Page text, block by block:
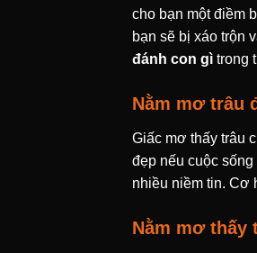
cho bạn một điềm
bạn sẽ bị xáo trộn
đánh con gì trong
Nằm mơ trâu
Giấc mơ thấy trâu
đẹp nếu cuộc
nhiều niềm tin. Cơ
Nằm mơ thấy